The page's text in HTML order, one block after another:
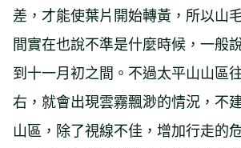
差，才能使葉片開始轉黃，所以山
間實在也說不準是什麼時候，一般
到十一月初之間。不過太平山山區
右，就會出現雲霧飄渺的情況，不
山區，除了視線不佳，增加行走的